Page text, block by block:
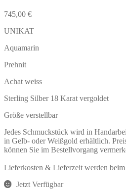
745,00 €
UNIKAT
Aquamarin
Prehnit
Achat weiss
Sterling Silber 18 Karat vergoldet
Größe verstellbar
Jedes Schmuckstück wird in
in Gelb- oder Weißgold erhältlich.
können Sie im Bestellvorgang
Lieferkosten & Lieferzeit werden
Jetzt Verfügbar